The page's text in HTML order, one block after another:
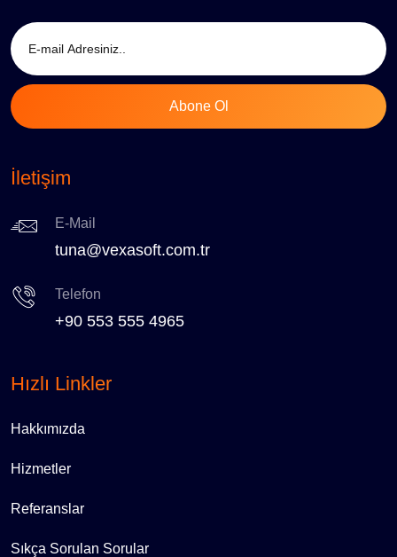
İletişim
E-Mail
tuna@vexasoft.com.tr
Telefon
+90 553 555 4965
Hızlı Linkler
Hakkımızda
Hizmetler
Referanslar
Sıkça Sorulan Sorular